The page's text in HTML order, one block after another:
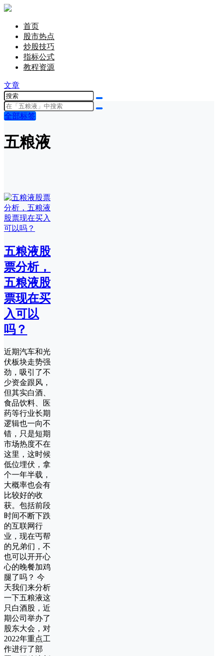
首页
股市热点
炒股技巧
指标公式
教程资源
文章
全部标签
五粮液
五粮液股
票分析，
五粮液股
票现在买
入可以
吗？
近期汽车和光
伏板块走势强
劲，吸引了不
少资金跟风，
但其实白酒、
食品饮料、医
药等行业长期
逻辑也一向不
错，只是短期
市场热度不在
这里，这时候
低位埋伏，拿
个一年半载，
大概率也会有
比较好的收
获。包括前段
时间不断下跌
的互联网行
业，现在丐帮
的兄弟们，不
也可以开开心
心的晚餐加鸡
腿了吗？ 今
天我们来分析
一下五粮液这
只白酒股，近
期公司举办了
股东大会，对
2022年重点工
作进行了部